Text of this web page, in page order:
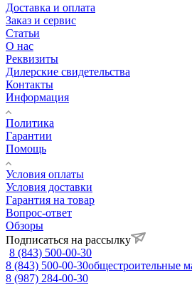
Доставка и оплата
Заказ и сервис
Статьи
О нас
Реквизиты
Дилерские свидетельства
Контакты
Информация
Политика
Гарантии
Помощь
Условия оплаты
Условия доставки
Гарантия на товар
Вопрос-ответ
Обзоры
Подписаться на рассылку
8 (843) 500-00-30
8 (843) 500-00-30общестроительные
8 (987) 284-00-30